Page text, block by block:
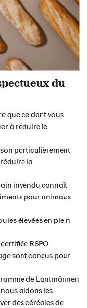
du
que ce dont vous
à réduire le
particulièrement
la
invendu connaît
pour animaux
élevées en plein
RSPO
sont conçus pour
de Lantmännen
aidons les
des céréales de